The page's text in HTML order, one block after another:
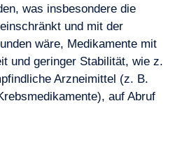
was insbesondere die
und mit der
wäre, Medikamente mit
und geringer Stabilität, wie z.
Arzneimittel (z. B.
auf Abruf